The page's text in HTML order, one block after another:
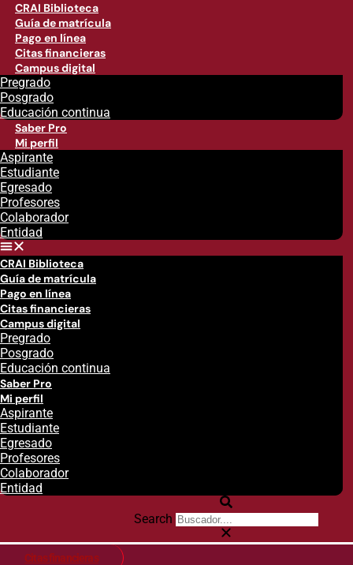
CRAI Biblioteca
Guía de matrícula
Pago en línea
Citas financieras
Campus digital
Pregrado
Posgrado
Educación continua
Saber Pro
Mi perfil
Aspirante
Estudiante
Egresado
Profesores
Colaborador
Entidad
CRAI Biblioteca
Guía de matrícula
Pago en línea
Citas financieras
Campus digital
Pregrado
Posgrado
Educación continua
Saber Pro
Mi perfil
Aspirante
Estudiante
Egresado
Profesores
Colaborador
Entidad
Search
Citas financieras